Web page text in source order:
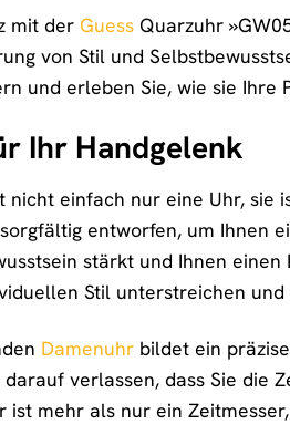
mit der Guess Quarzuhr
von Stil und
und erleben Sie, wie sie Ihre
Ihr Handgelenk
nicht einfach nur eine Uhr,
entworfen, um Ihnen
stärkt und Ihnen
Stil unterstreichen
Damenuhr bildet ein
verlassen, dass Sie die
ist mehr als nur ein